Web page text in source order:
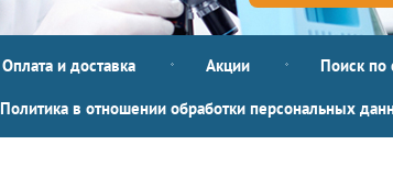
Оплата и доставка Акции Поиск по
Политика в отношении обработки персональных